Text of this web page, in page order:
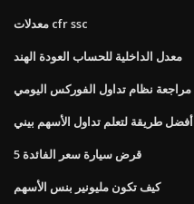
معدلات cfr ssc
معدل الداخلية للحساب العودة الهند
مراجعة نظام تداول الفوركس اليومي
أفضل طريقة لتعلم تداول الأسهم بيني
5 قرض سيارة سعر الفائدة
كيف تكون مليونير بنس الأسهم